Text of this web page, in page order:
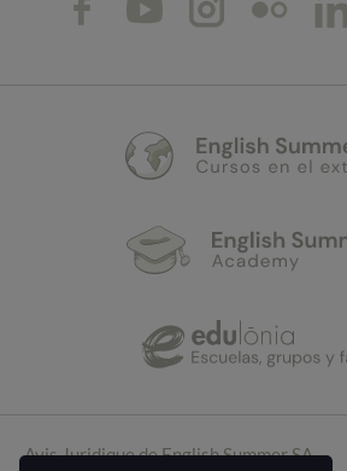
Avis Juridique de English Summer SA